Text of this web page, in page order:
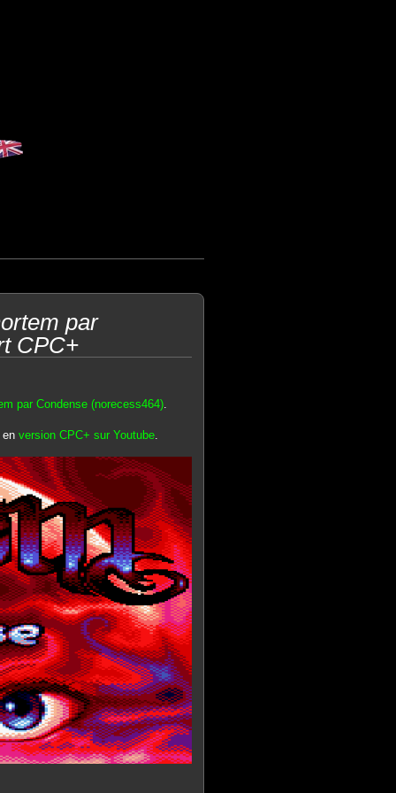
par
CPC+
par Condense (norecess464).
version CPC+ sur Youtube.